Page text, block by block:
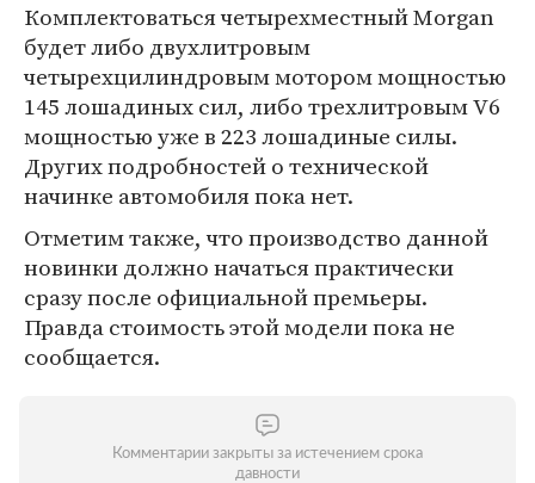
Комплектоваться четырехместный Morgan
будет либо двухлитровым
четырехцилиндровым мотором мощностью
145 лошадиных сил, либо трехлитровым V6
мощностью уже в 223 лошадиные силы.
Других подробностей о технической
начинке автомобиля пока нет.
Отметим также, что производство данной
новинки должно начаться практически
сразу после официальной премьеры.
Правда стоимость этой модели пока не
сообщается.
Комментарии закрыты за истечением срока
давности